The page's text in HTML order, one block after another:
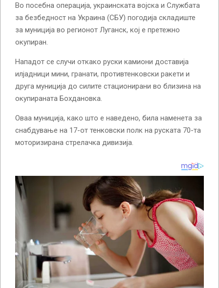
Во посебна операција, украинската војска и Службата
за безбедност на Украина (СБУ) погодија складиште
за муниција во регионот Луганск, кој е претежно
окупиран.
Нападот се случи откако руски камиони доставија
илјадници мини, гранати, противтенковски ракети и
друга муниција до силите стационирани во близина на
окупираната Бохдановка.
Оваа муниција, како што е наведено, била наменета за
снабдување на 17-от тенковски полк на руската 70-та
моторизирана стрелачка дивизија.